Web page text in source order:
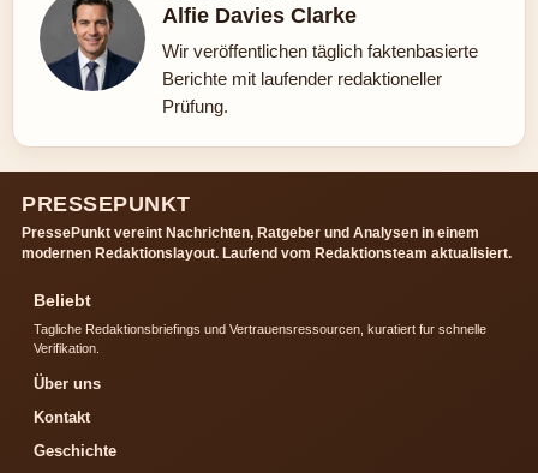
Alfie Davies Clarke
Wir veröffentlichen täglich faktenbasierte
Berichte mit laufender redaktioneller
Prüfung.
PRESSEPUNKT
PressePunkt vereint Nachrichten, Ratgeber und Analysen in einem
modernen Redaktionslayout. Laufend vom Redaktionsteam aktualisiert.
Beliebt
Tagliche Redaktionsbriefings und Vertrauensressourcen, kuratiert fur schnelle
Verifikation.
Über uns
Kontakt
Geschichte